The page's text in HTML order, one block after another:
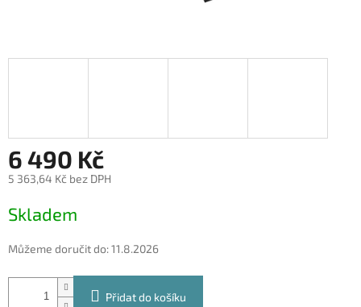
6 490 Kč
5 363,64 Kč bez DPH
cena:
Skladem
Můžeme doručit do:11.8.2026
Přidat do košíku